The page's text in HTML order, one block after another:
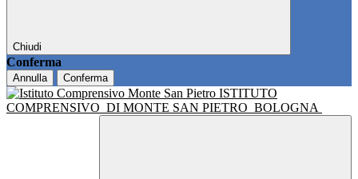
Chiudi
Conferma
Annulla Conferma
ISTITUTO
COMPRENSIVO DI MONTE SAN PIETRO BOLOGNA